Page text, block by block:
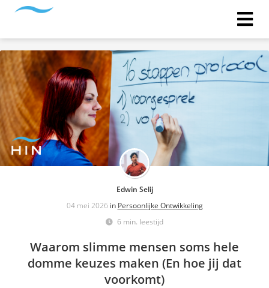
Edwin Selij
04 mei 2026 in Persoonlijke Ontwikkeling
6 min. leestijd
Waarom slimme mensen soms hele
domme keuzes maken (En hoe jij dat
voorkomt)